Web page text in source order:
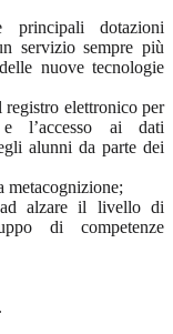
principali dotazioni
servizio sempre più
nuove tecnologie
elettronico per
e l’accesso ai dati
alunni da parte dei
metacognizione;
ad alzare il livello di
di competenze